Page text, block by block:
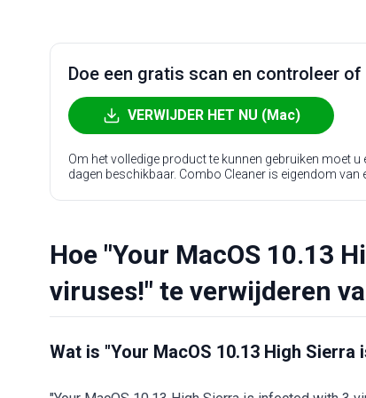
Doe een gratis scan en controleer
VERWIJDER HET NU (Mac)
Om het volledige product te kunnen gebruiken moet
dagen beschikbaar. Combo Cleaner is eigendom van
Hoe "Your MacOS 10.13
viruses!" te verwijderen
Wat is "Your MacOS 10.13 High